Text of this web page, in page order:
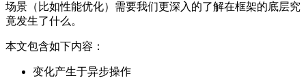
场景（比如性能优化）需要我们更深入的了解在框架的底层究
竟发生了什么。
本文包含如下内容：
变化产生于异步操作